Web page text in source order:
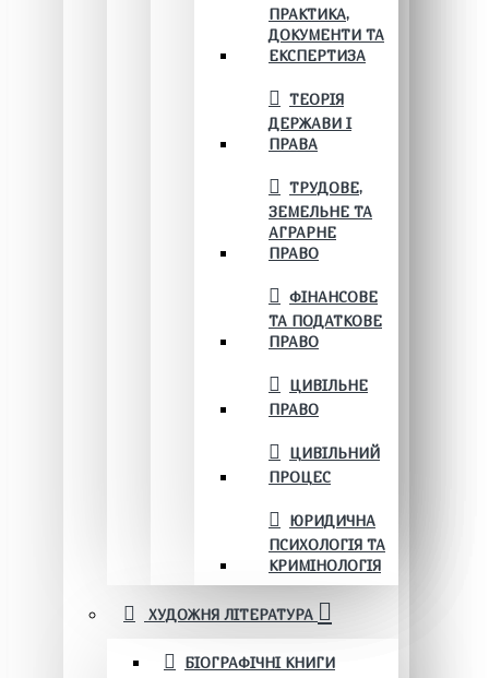
ПРАКТИКА,
ДОКУМЕНТИ ТА
ЕКСПЕРТИЗА
ТЕОРІЯ
ДЕРЖАВИ І
ПРАВА
ТРУДОВЕ,
ЗЕМЕЛЬНЕ ТА
АГРАРНЕ
ПРАВО
ФІНАНСОВЕ
ТА ПОДАТКОВЕ
ПРАВО
ЦИВІЛЬНЕ
ПРАВО
ЦИВІЛЬНИЙ
ПРОЦЕС
ЮРИДИЧНА
ПСИХОЛОГІЯ ТА
КРИМІНОЛОГІЯ
ХУДОЖНЯ ЛІТЕРАТУРА
БІОГРАФІЧНІ КНИГИ